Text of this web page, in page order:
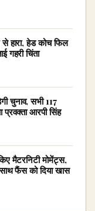
हारा, हेड कोच फिल
गहरी चिंता
चुनाव, सभी 117
प्रवक्ता आरपी सिंह
मैटरनिटी मोमेंट्स,
फैंस को दिया खास